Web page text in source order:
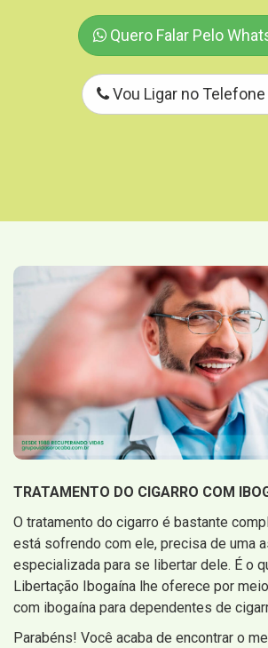
Quero Falar Pelo
Vou Ligar no Telefone
TRATAMENTO DO CIGARRO COM
O tratamento do cigarro é bastante
está sofrendo com ele, precisa de uma
especializada para se libertar dele. É o
Libertação Ibogaína lhe oferece por
com ibogaína para dependentes de
Parabéns! Você acaba de encontrar o